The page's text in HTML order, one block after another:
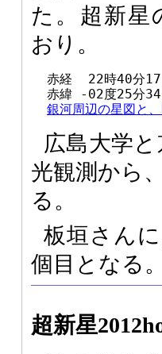
た。超新星
おり。
赤経  22時40分
赤緯 -02度25分
銀河周辺の星図と
広島大学
光観測から
る。
板垣さん
個目となる。
超新星